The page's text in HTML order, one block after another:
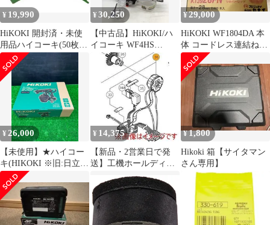
¥ 19,990
HiKOKI 開封済・未使
用品ハイコーキ(50枚
入)No.152
¥30,250
【中古品】HiKOKI/ハ
イコーキ WF4HS
☆HiKOKIハイコーキ
高圧ねじ打機 ハイスピ
ードモデル
[IT_A0BVT][岡イ]
¥29,000
HiKOKI WF1804DA 本
体 コードレス連結ねじ
ドライバ おまけ付き
¥ 26,000
【未使用】★ハイコー
キ(HIKOKI ※旧:日立工
機) コードレススクリ
ュードライバー
WF1804DA(NN)(本体の
み)【電材館越谷店】
¥ 14,375
【新品・2営業日で発
送】工機ホールディン
グス HiKOKI デンゲン
クミ (341010 6444)
¥1,800
Hikoki 箱【サイタマン
さん専用】